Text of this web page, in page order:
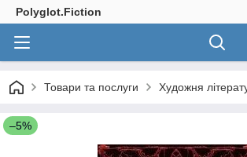
Polyglot.Fiction
Товари та послуги Художня
–5%